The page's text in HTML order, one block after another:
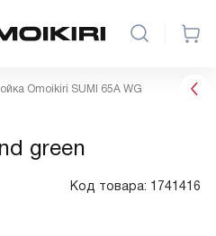
Omoikiri SUMI 65A WG
Код товара: 1741416
green